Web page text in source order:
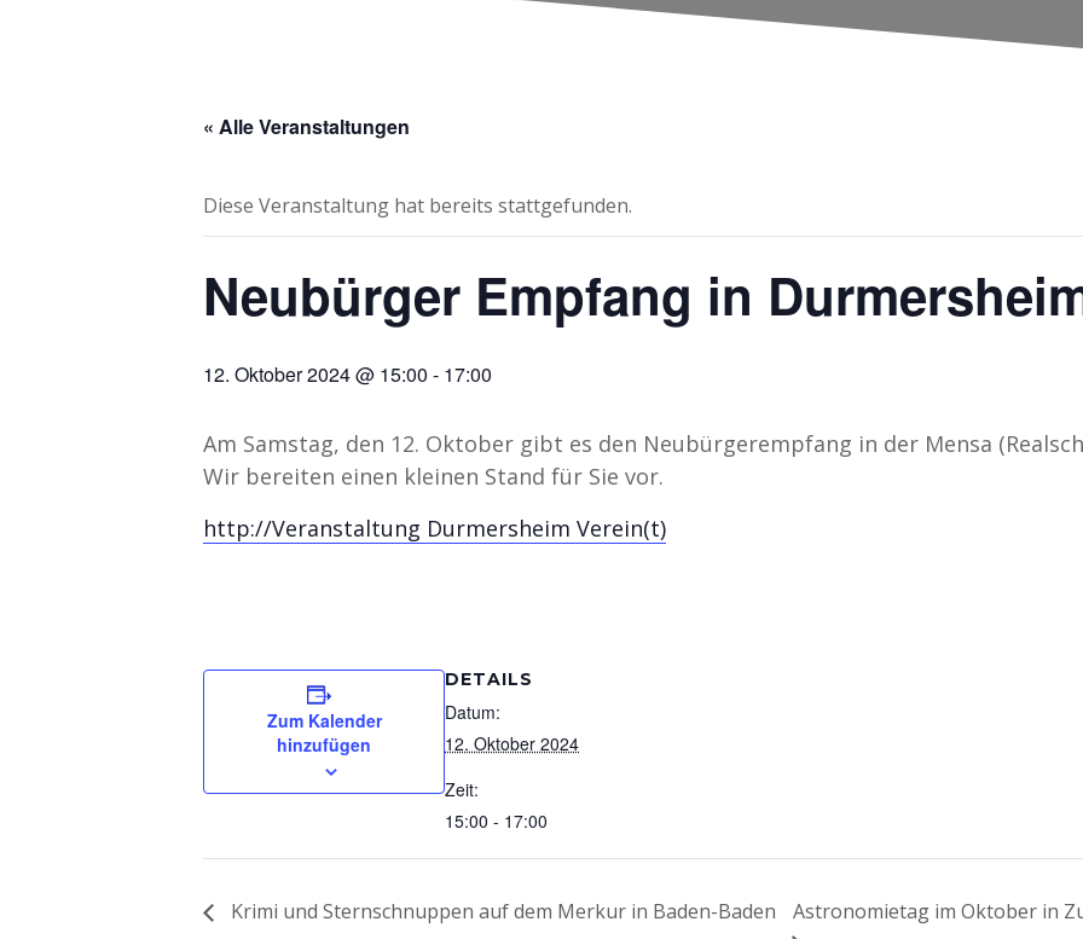
« Alle Veranstaltungen
Diese Veranstaltung hat bereits stattgefunden.
Neubürger Empfang in
12. Oktober 2024 @ 15:00 - 17:00
Am Samstag, den 12. Oktober gibt es den Neubürgerempfang in der Mensa
Wir bereiten einen kleinen Stand für Sie vor.
http://Veranstaltung Durmersheim Verein(t)
Zum Kalender
hinzufügen
DETAILS
Datum:
12. Oktober 2024
Zeit:
15:00 - 17:00
Krimi und Sternschnuppen auf dem Merkur in Baden-Baden Astronomietag im Oktober in